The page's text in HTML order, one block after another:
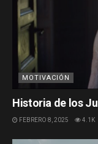
MOTIVACIÓN
Historia de los
FEBRERO 8, 2025 4.1K